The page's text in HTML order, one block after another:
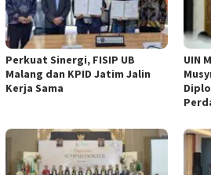
Perkuat Sinergi, FISIP UB
Malang dan KPID Jatim Jalin
Kerja Sama
UIN